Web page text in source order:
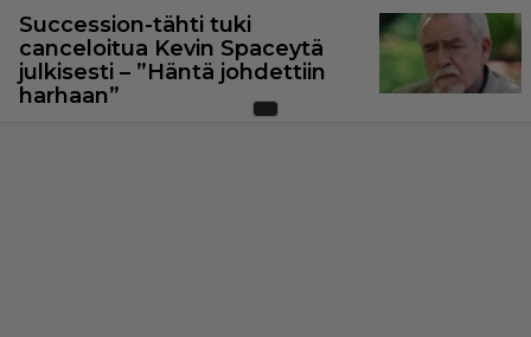
Succession-tähti tuki
canceloitua Kevin Spaceytä
julkisesti – ”Häntä johdettiin
harhaan”